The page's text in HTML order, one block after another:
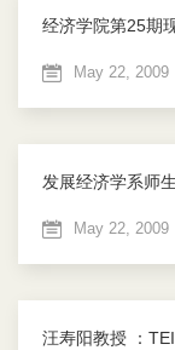
经济学院第25期
May 22, 2009
发展经济学系师
May 22, 2009
汪寿阳教授 ：